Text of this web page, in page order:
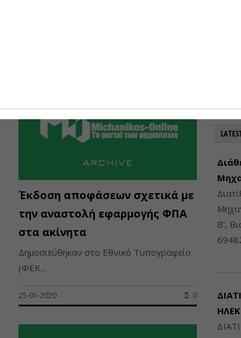
Έκδοση αποφάσεων σχετικά με
την αναστολή εφαρμογής ΦΠΑ
στα ακίνητα
Δημοσιεύθηκαν στο Εθνικό Τυπογραφείο
(ΦΕΚ...
25-01-2020 0
Στο
του
Β',